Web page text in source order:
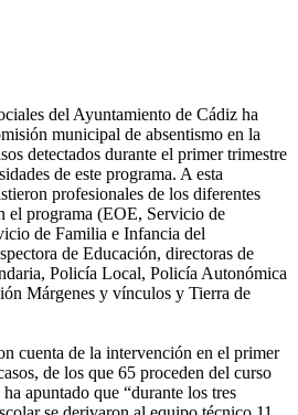
del Ayuntamiento de Cádiz ha
municipal de absentismo en la
detectados durante el primer trimestre
de este programa. A esta
profesionales de los diferentes
el programa (EOE, Servicio de
de Familia e Infancia del
de Educación, directoras de
Policía Local, Policía Autonómica
Márgenes y vínculos y Tierra de
cuenta de la intervención en el primer
de los que 65 proceden del curso
apuntado que “durante los tres